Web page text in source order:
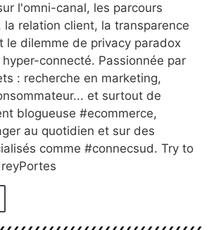
l'omni-canal, les parcours
la relation client, la transparence
le dilemme de privacy paradox
connecté. Passionnée par
: recherche en marketing,
et surtout de
blogueuse #ecommerce,
au quotidien et sur des
comme #connecsud. Try to